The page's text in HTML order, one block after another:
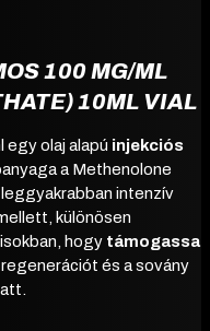
100 MG/ML
10ML VIAL
egy olaj alapú injekciós
a Methenolone
intenzív
különösen
hogy támogassa
regenerációt és a sovány